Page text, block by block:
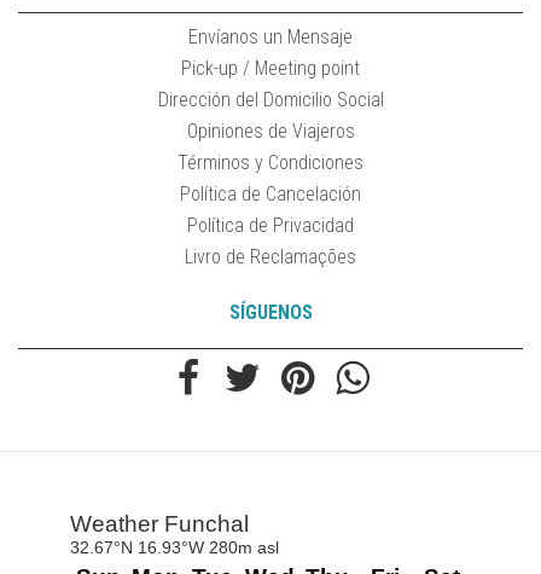
Envíanos un Mensaje
Pick-up / Meeting point
Dirección del Domicilio Social
Opiniones de Viajeros
Términos y Condiciones
Política de Cancelación
Política de Privacidad
Livro de Reclamações
SÍGUENOS